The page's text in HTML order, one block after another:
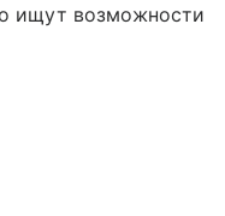
ищут возможности